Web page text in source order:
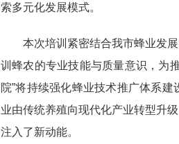
索多元化发展模式。
本次培训紧密结合我市蜂业发
训蜂农的专业技能与质量意识，为
院”将持续强化蜂业技术推广体系
业由传统养殖向现代化产业转型升
注入了新动能。